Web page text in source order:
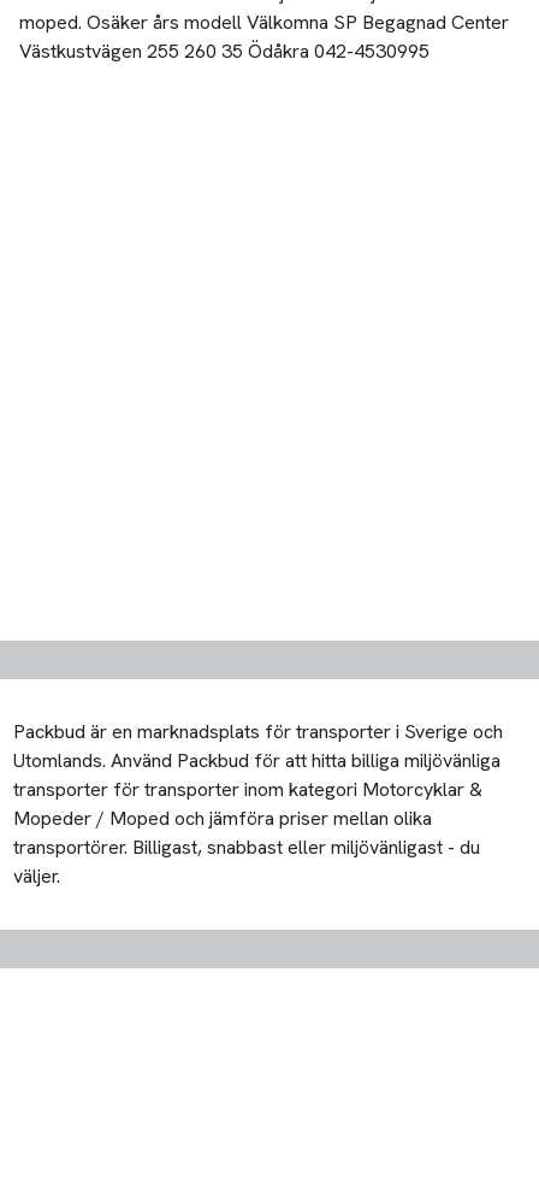
moped. Osäker års modell Välkomna SP Begagnad Center
Västkustvägen 255 260 35 Ödåkra 042-4530995
Packbud är en marknadsplats för transporter i Sverige och
Utomlands. Använd Packbud för att hitta billiga miljövänliga
transporter för transporter inom kategori Motorcyklar &
Mopeder / Moped och jämföra priser mellan olika
transportörer. Billigast, snabbast eller miljövänligast - du
väljer.